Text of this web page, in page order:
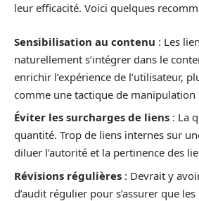
leur efficacité. Voici quelques
Sensibilisation au contenu : Les
naturellement s’intégrer dans le
enrichir l’expérience de l’utilisateur,
comme une tactique de manipulation
Éviter les surcharges de liens : La
quantité. Trop de liens internes sur
diluer l’autorité et la pertinence des
Révisions régulières : Devrait y
d’audit régulier pour s’assurer que